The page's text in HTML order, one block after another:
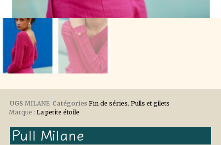
UGS MILANE Catégories Fin de séries, Pulls et gilets
Marque : La petite étoile
Pull Milane